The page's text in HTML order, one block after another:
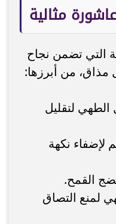
مثالية
التي تضمن نجاح
من أبرزها:
لتقليل
لإضفاء نكهة
القمح.
لمنع التصاق